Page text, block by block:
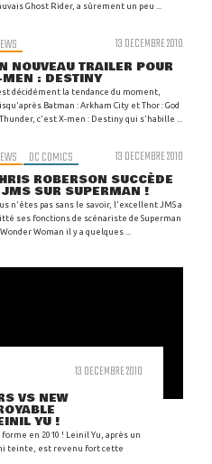
Ghost Rider, a sûrement un peu ...
13 DECEMBRE 2010
NOUVEAU TRAILER POUR
: DESTINY
décidément la tendance du moment,
Batman : Arkham City et Thor : God
c'est X-men : Destiny qui s'habille ...
DC COMICS 13 DECEMBRE 2010
ROBERSON SUCCÈDE
SUR SUPERMAN !
n'êtes pas sans le savoir, l'excellent JMS a
ses fonctions de scénariste de Superman
Woman il y a quelques ...
13 DECEMBRE 2010
VS NEW
YU !
en 2010 ! Leinil Yu, après un
teinte, est revenu fort cette